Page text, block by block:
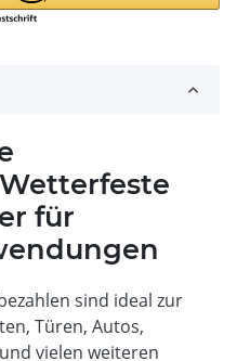
für
sind ideal zur
Türen, Autos,
vielen weiteren